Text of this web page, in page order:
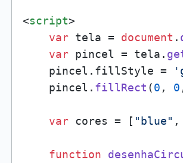
<script>
var tela = document .
var pincel = tela.
    pincel.
fillStyle =
    pincel.
fillRect (0 , 0
var cores = [ "blue" ,
function